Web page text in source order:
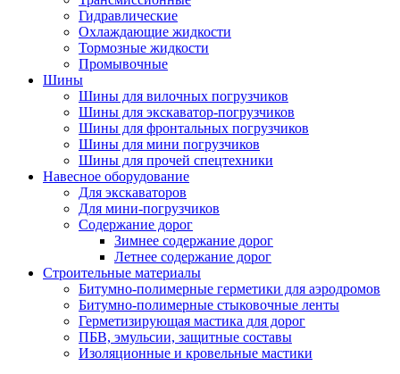
Гидравлические
Охлаждающие жидкости
Тормозные жидкости
Промывочные
Шины
Шины для вилочных погрузчиков
Шины для экскаватор-погрузчиков
Шины для фронтальных погрузчиков
Шины для мини погрузчиков
Шины для прочей спецтехники
Навесное оборудование
Для экскаваторов
Для мини-погрузчиков
Содержание дорог
Зимнее содержание дорог
Летнее содержание дорог
Строительные материалы
Битумно-полимерные герметики для аэродромов
Битумно-полимерные стыковочные ленты
Герметизирующая мастика для дорог
ПБВ, эмульсии, защитные составы
Изоляционные и кровельные мастики